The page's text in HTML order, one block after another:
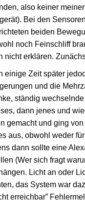
also keiner
Bei den
beiden
noch Feinschliff
nicht erklären.
einige Zeit später
und die
ständig
dann jenes und
gemacht und ging
aus, obwohl weder
dann sollte eine
(Wer sich fragt
Licht an oder
das System war
erreichbar”